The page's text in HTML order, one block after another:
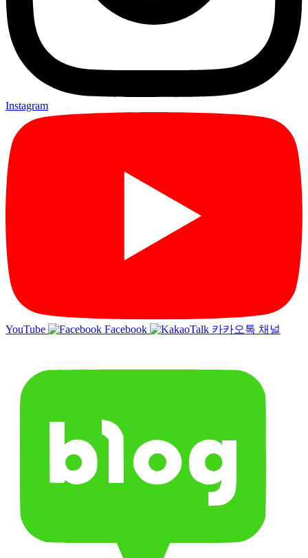
Instagram
YouTube Facebook 카카오톡 채널